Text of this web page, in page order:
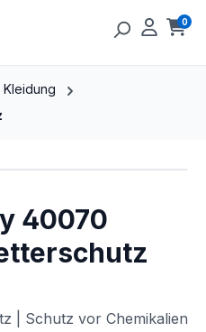
0
Kleidung
40070
| Schutz vor Chemikalien